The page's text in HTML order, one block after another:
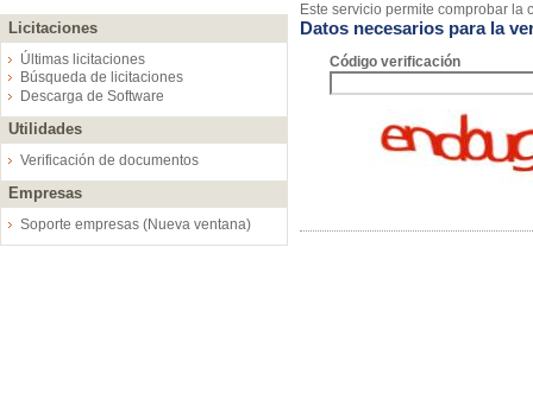
Licitaciones
Últimas licitaciones
Búsqueda de licitaciones
Descarga de Software
Utilidades
Verificación de documentos
Empresas
Soporte empresas (Nueva ventana)
Este servicio permite comprobar
Datos necesarios para la
Código verificación